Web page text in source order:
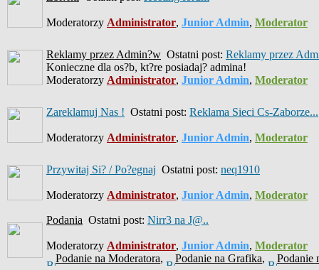
Moderatorzy Administrator, Junior Admin, Moderator
Reklamy przez Admin?w Ostatni post: Reklamy przez
Konieczne dla os?b, kt?re posiadaj? admina!
Moderatorzy Administrator, Junior Admin, Moderator
Zareklamuj Nas ! Ostatni post: Reklama Sieci Cs-Zaborze...
Moderatorzy Administrator, Junior Admin, Moderator
Przywitaj Si? / Po?egnaj Ostatni post: neq1910
Moderatorzy Administrator, Junior Admin, Moderator
Podania Ostatni post: Nirr3 na J@..
Moderatorzy Administrator, Junior Admin, Moderator
Podanie na Moderatora, Podanie na Grafika,
Podanie